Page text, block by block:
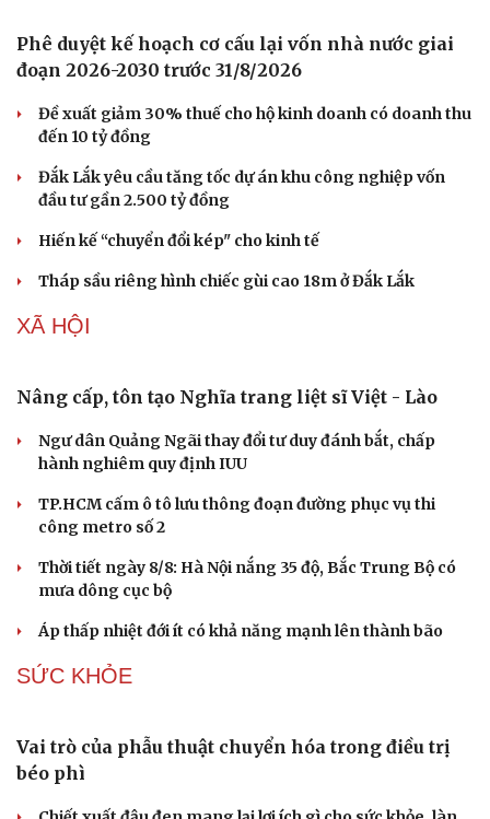
Văn hóa
Sân khấu - Điện ảnh
Âm nhạc
Di sản
Sao Việt
Phê duyệt kế hoạch cơ cấu lại vốn nhà nước giai
Đắk Lắk yêu cầu tăng tốc dự án khu công nghiệp vốn
đầu tư gần 2.500 tỷ đồng
Hiến kế “chuyển đổi kép" cho kinh tế
Tháp sầu riêng hình chiếc gùi cao 18m ở Đắk Lắk
XÃ HỘI